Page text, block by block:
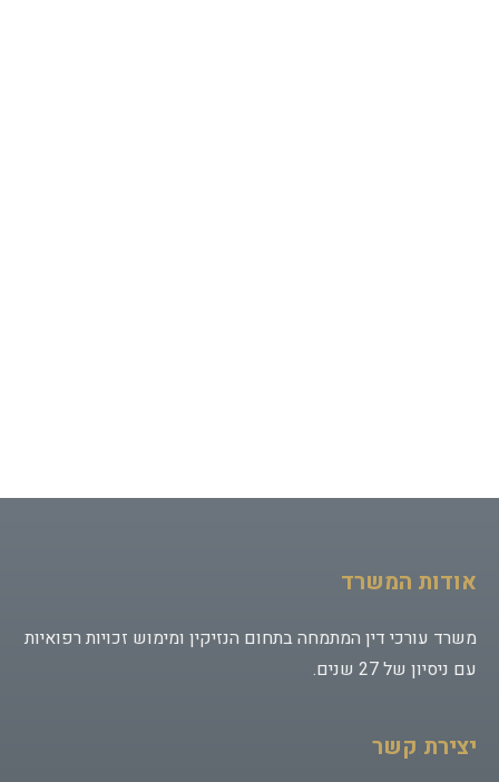
אודות המשרד
משרד עורכי דין המתמחה בתחום הנזיקין ומימוש זכויות רפואיות
עם ניסיון של 27 שנים.
יצירת קשר